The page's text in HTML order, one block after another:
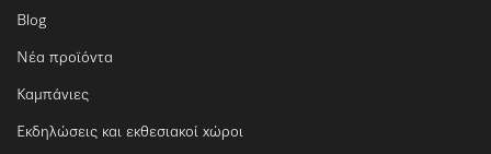
Blog
Νέα προϊόντα
Καμπάνιες
Εκδηλώσεις και εκθεσιακοί χώροι